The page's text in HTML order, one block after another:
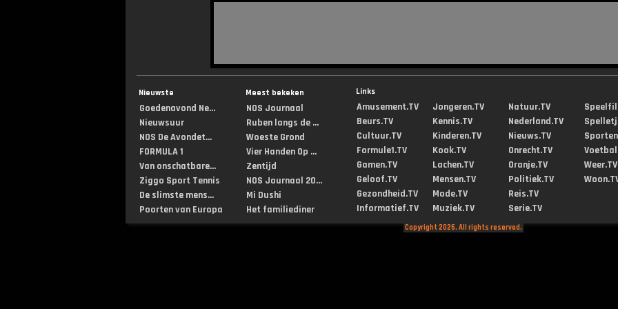
Nieuwste
Goedenavond Ne...
Nieuwsuur
NOS De Avondet...
FORMULA 1
Van onschatbare...
Ziggo Sport Tennis
De slimste mens...
Poorten van Europa
Meest bekeken
NOS Journaal
Ruben langs de ...
Woeste Grond
Vier Handen Op ...
Zentijd
NOS Journaal 20...
Mi Dushi
Het familiediner
Links
Amusement.TV
Beurs.TV
Cultuur.TV
Formule1.TV
Gamen.TV
Geloof.TV
Gezondheid.TV
Informatief.TV
Jongeren.TV
Kennis.TV
Kinderen.TV
Kook.TV
Lachen.TV
Mensen.TV
Mode.TV
Muziek.TV
Natuur.TV
Nederland.TV
Nieuws.TV
Onrecht.TV
Oranje.TV
Politiek.TV
Reis.TV
Serie.TV
Weer.TV
Copyright 2026. All rights reserved.